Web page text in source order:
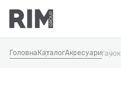
Головна КаталогАксесуаригачок